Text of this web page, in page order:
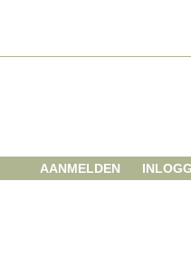
AANMELDEN